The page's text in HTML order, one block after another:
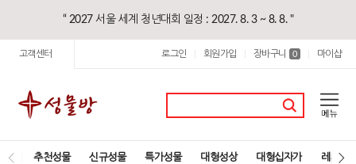
“ 2027 서울 세계 청년대회 일정 : 2027. 8. 3 ~ 8. 8. "
고객센터 로그인 회원가입 장바구니 0 마이샵
추천성물 신규성물 특가성물 대형성상 대형십자가 레지오